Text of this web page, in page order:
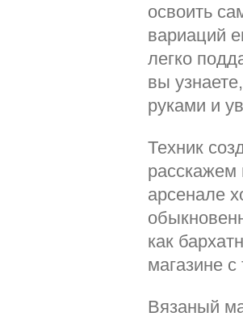
освоить
вариаций
легко
вы
руками и
Техник
расскажем
арсенале
как
магазине
Вязаный